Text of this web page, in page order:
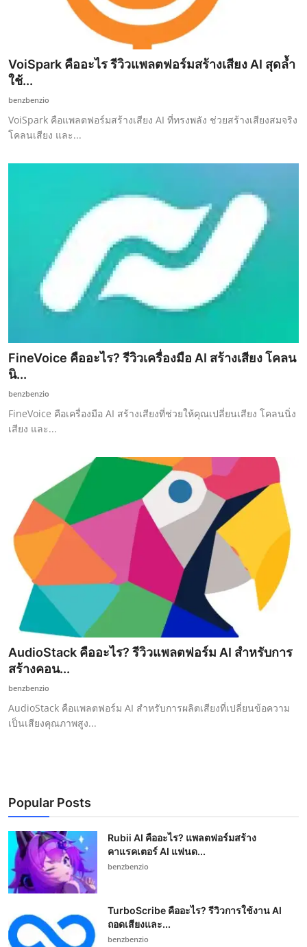
VoiSpark คืออะไร รีวิวแพลตฟอร์มสร้างเสียง AI สุดล้ำ
ใช้...
benzbenzio
VoiSpark คือแพลตฟอร์มสร้างเสียง AI ที่ทรงพลัง ช่วยสร้างเสียงสมจริง
โคลนเสียง และ...
FineVoice คืออะไร? รีวิวเครื่องมือ AI สร้างเสียง โคลน
นิ...
benzbenzio
FineVoice คือเครื่องมือ AI สร้างเสียงที่ช่วยให้คุณเปลี่ยนเสียง โคลนนิ่ง
เสียง และ...
AudioStack คืออะไร? รีวิวแพลตฟอร์ม AI สำหรับการ
สร้างคอน...
benzbenzio
AudioStack คือแพลตฟอร์ม AI สำหรับการผลิตเสียงที่เปลี่ยนข้อความ
เป็นเสียงคุณภาพสูง...
Popular Posts
Rubii AI คืออะไร? แพลตฟอร์มสร้าง
คาแรคเตอร์ AI แฟนด...
benzbenzio
TurboScribe คืออะไร? รีวิวการใช้งาน AI
ถอดเสียงและ...
benzbenzio